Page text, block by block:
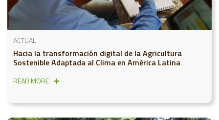
ACTUAL
Hacia la transformación digital de la Agricultura
Sostenible Adaptada al Clima en América Latina
READ MORE